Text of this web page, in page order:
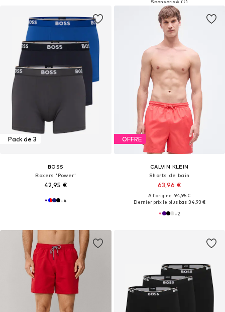
Pack de 3
BOSS
Boxers 'Power'
42,95 €
+4
OFFRE
CALVIN KLEIN
Shorts de bain
63,96 €
À l'origine : 94,95 €
Dernier prix le plus bas :34,93 €
+2